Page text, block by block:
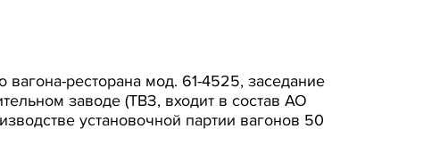
ресторана мод. 61-4525, заседание
заводе (ТВЗ, входит в состав АО
установочной партии вагонов 50